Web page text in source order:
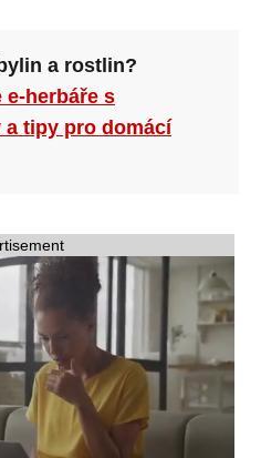
a rostlin?
e-herbáře s
tipy pro domácí